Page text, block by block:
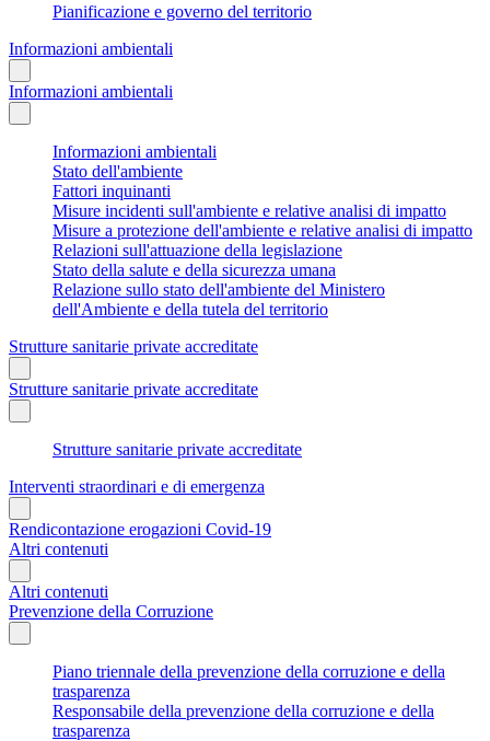
Pianificazione e governo del territorio
Informazioni ambientali
Informazioni ambientali
Informazioni ambientali
Stato dell'ambiente
Fattori inquinanti
Misure incidenti sull'ambiente e relative analisi di impatto
Misure a protezione dell'ambiente e relative analisi di impatto
Relazioni sull'attuazione della legislazione
Stato della salute e della sicurezza umana
Relazione sullo stato dell'ambiente del Ministero
dell'Ambiente e della tutela del territorio
Strutture sanitarie private accreditate
Strutture sanitarie private accreditate
Strutture sanitarie private accreditate
Interventi straordinari e di emergenza
Rendicontazione erogazioni Covid-19
Altri contenuti
Altri contenuti
Prevenzione della Corruzione
Piano triennale della prevenzione della corruzione e della
trasparenza
Responsabile della prevenzione della corruzione e della
trasparenza